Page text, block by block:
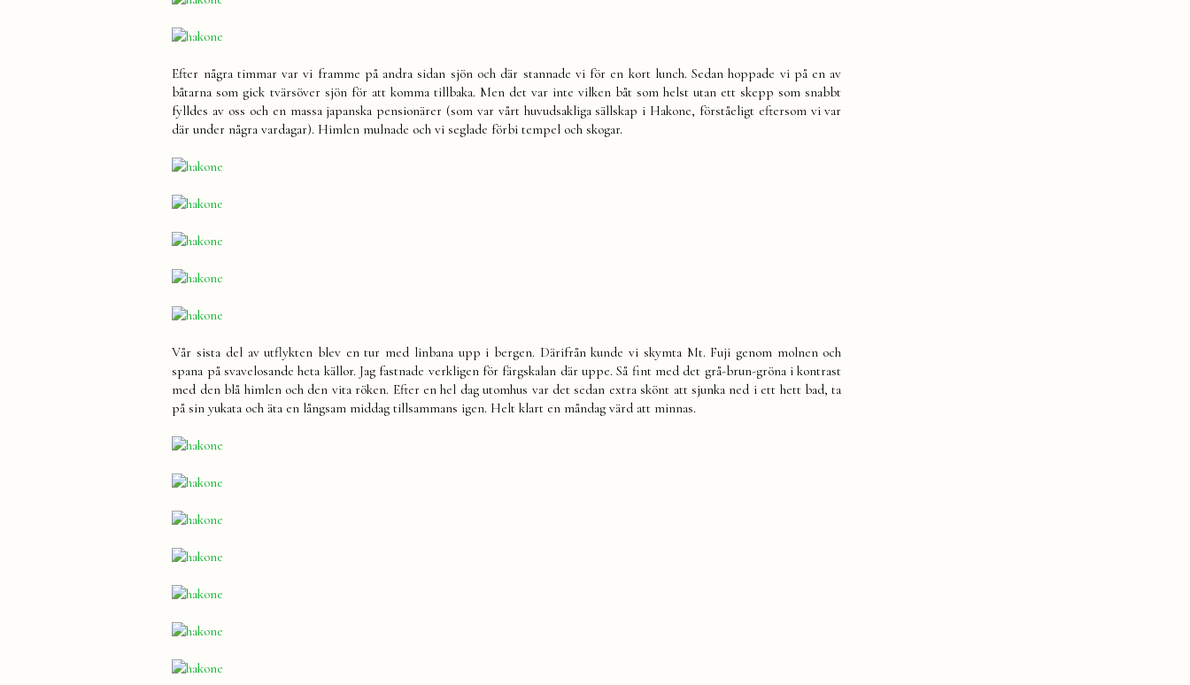
Efter några timmar var vi framme på andra sidan sjön och där stannade vi för en kort lunch. Sedan hoppade vi på en av
båtarna som gick tvärsöver sjön för att komma tillbaka. Men det var inte vilken båt som helst utan ett skepp som snabbt
fylldes av oss och en massa japanska pensionärer (som var vårt huvudsakliga sällskap i Hakone, förståeligt eftersom vi var
där under några vardagar). Himlen mulnade och vi seglade förbi tempel och skogar.
Vår sista del av utflykten blev en tur med linbana upp i bergen. Därifrån kunde vi skymta Mt. Fuji genom molnen och
spana på svavelosande heta källor. Jag fastnade verkligen för färgskalan där uppe. Så fint med det grå-brun-gröna i kontrast
med den blå himlen och den vita röken. Efter en hel dag utomhus var det sedan extra skönt att sjunka ned i ett hett bad, ta
på sin yukata och äta en långsam middag tillsammans igen. Helt klart en måndag värd att minnas.